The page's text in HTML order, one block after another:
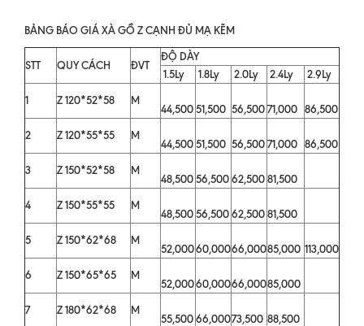
BẢNG BÁO GIÁ XÀ GỒ Z CẠNH ĐỦ MẠ KẼM
STT QUY CÁCH ĐVT
ĐỘ DÀY
1.5Ly
1.8Ly 2.0Ly 2.4Ly
2.9Ly
1
Z 120*52*58 M
44,50051,500 56,50071,000 86,500
2
Z 120*55*55 M
44,50051,500 56,50071,000 86,500
3
Z 150*52*58 M
48,50056,50062,50081,500
4
Z 150*55*55 M
48,50056,50062,50081,500
5
Z 150*62*68 M
52,00060,00066,00085,000 113,000
6
Z 150*65*65 M
52,00060,00066,00085,000
7
Z 180*62*68 M
55,50066,00073,500 88,500